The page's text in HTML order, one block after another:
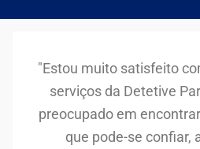
"Estou muito satisfeito
serviços da Detetive
preocupado em
que pode-se confiar,